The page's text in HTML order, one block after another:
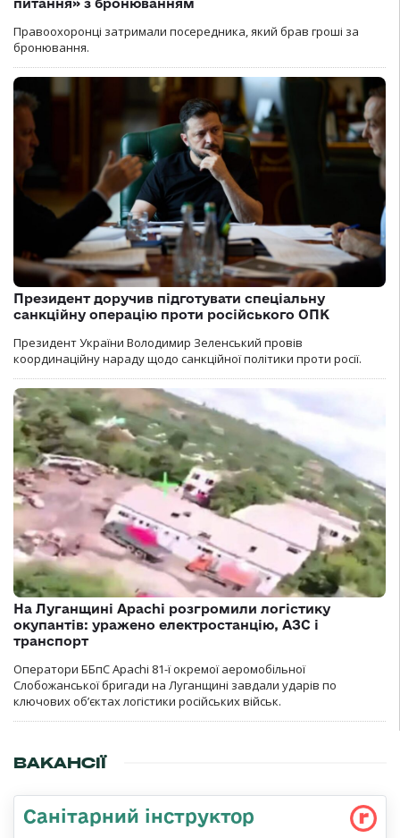
питання» з бронюванням
Правоохоронці затримали посередника, який брав гроші за
бронювання.
Президент доручив підготувати спеціальну
санкційну операцію проти російського ОПК
Президент України Володимир Зеленський провів
координаційну нараду щодо санкційної політики проти росії.
На Луганщині Apachi розгромили логістику
окупантів: уражено електростанцію, АЗС і
транспорт
Оператори ББпС Apachi 81-ї окремої аеромобільної
Слобожанської бригади на Луганщині завдали ударів по
ключових об’єктах логістики російських військ.
ВАКАНСІЇ
Санітарний інструктор